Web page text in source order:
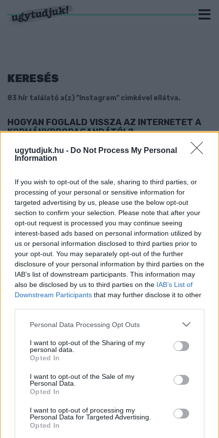
ugytudjuk.hu - Do Not Process My Personal
Information
If you wish to opt-out of the sale, sharing to third parties, or
processing of your personal or sensitive information for
targeted advertising by us, please use the below opt-out
section to confirm your selection. Please note that after your
opt-out request is processed you may continue seeing
interest-based ads based on personal information utilized by
us or personal information disclosed to third parties prior to
your opt-out. You may separately opt-out of the further
disclosure of your personal information by third parties on the
IAB’s list of downstream participants. This information may
also be disclosed by us to third parties on the IAB’s List of
Downstream Participants that may further disclose it to other
Please note that this website/app uses one or more Google
not limited to your visit or usage behaviour. You may click to
grant or deny consent to Google and its third-party tags to
use your data for below specified purposes in below Google
consent section.
Personal Data Processing Opt Outs
I want to opt-out of the Sharing of my
personal data.
Opted In
I want to opt-out of the Sale of my
Personal Data.
Opted In
I want to opt-out of processing my
Personal Data for Targeted Advertising.
Opted In
KERESÉS
83 hír találató a(z) "Instagram" cimkével ellátva.
HOGYAN FOGLALD VISSZA AZ INTERNETET A
KORMÁNYPROPAGANDÁTÓL?
2024. február. 23. 07:31
Adunk néhány hasznos tippet.
INSTAGRAM- ÉS TIKTOK-OLDALA
2022. november. 29. 11:03
Nem csak kenyéren él az ember.
NYÁRON LEKAPCSOLHATJÁK EURÓPÁBAN A
FACEBOOKOT ÉS AZ INSTÁT
2022. július. 08. 07:55
A techóriás és Európa közt már évek óta probléma van a
felhasználói adatok továbbítása miatt.
GALAMBOT MENTETT PUMPED GABO
2022. Április. 26. 16:40
Nem minden hős visel köpenyt.
VIKTORNAK
Sok rajongója azonban elpártolt tőle.
G.W.M. KEMÉNYEN ÜZENT AZ EXÉNEK:
LELKIÁLLAPOTÁT, TE KOHOLMÁNY!
2022. Április. 06. 11:08
BETILTOTTÁK OROSZORSZÁGBAN A